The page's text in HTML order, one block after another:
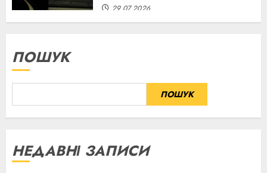
29.07.2026
ПОШУК
ПОШУК
НЕДАВНІ ЗАПИСИ